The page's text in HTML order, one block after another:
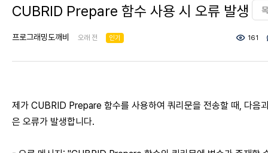
CUBRID Prepare 함수 사용 시 오류 발생
프로그래밍도깨비 오래 전 인기 161
제가 CUBRID Prepare 함수를 사용하여 쿼리문을 전송할 때, 다음
은 오류가 발생합니다.